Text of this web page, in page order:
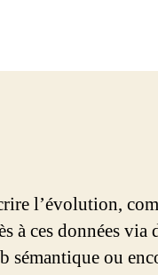
l’évolution,
à ces données
sémantique ou